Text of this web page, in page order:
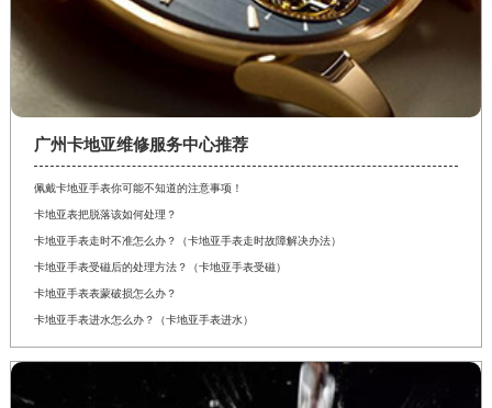
广州卡地亚维修服务中心推荐
佩戴卡地亚手表你可能不知道的注意事项！
卡地亚表把脱落该如何处理？
卡地亚手表走时不准怎么办？（卡地亚手表走时故障解决办法）
卡地亚手表受磁后的处理方法？（卡地亚手表受磁）
卡地亚手表表蒙破损怎么办？
卡地亚手表进水怎么办？（卡地亚手表进水）